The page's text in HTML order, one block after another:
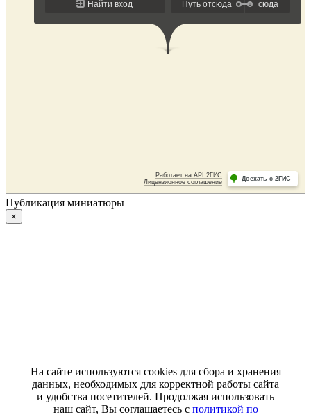
Публикация миниатюры
×
На сайте используются cookies для сбора и хранения
данных, необходимых для корректной работы сайта
и удобства посетителей. Продолжая использовать
наш сайт, Вы соглашаетесь с политикой по